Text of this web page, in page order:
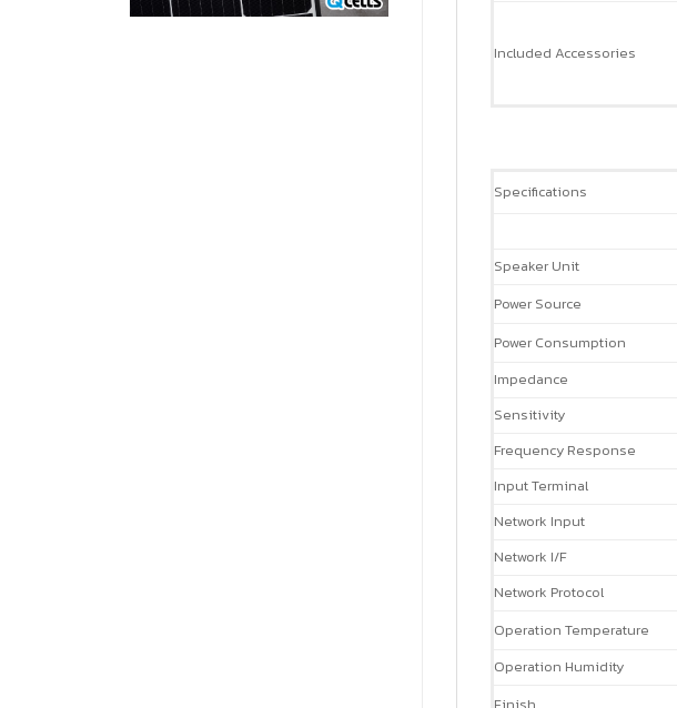
Included Accessories
Specifications
Speaker Unit
Power Source
Power Consumption
Impedance
Sensitivity
Frequency Response
Input Terminal
Network Input
Network I/F
Network Protocol
Operation Temperature
Operation Humidity